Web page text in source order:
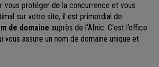
vous protéger de la concurrence et vous
sur votre site, il est primordial de
de domaine auprès de l’Afnic. C’est l’office
vous assure un nom de domaine unique et